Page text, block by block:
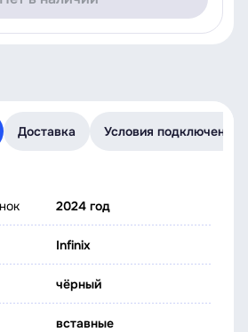
Доставка Условия подключения
2024 год
Infinix
чёрный
вставные